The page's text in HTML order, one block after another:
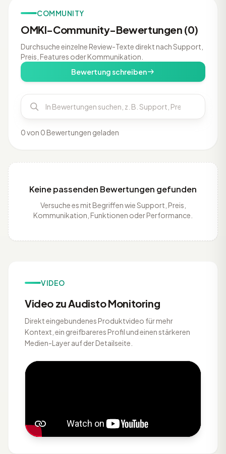
COMMUNITY
OMKI-Community-Bewertungen (0)
Durchsuche einzelne Review-Texte direkt nach Support,
Preis, Features oder Kommunikation.
Bewertung schreiben
0 von 0 Bewertungen geladen
Keine passenden Bewertungen gefunden
Versuche es mit Begriffen wie Support, Preis,
Kommunikation, Funktionen oder Performance.
VIDEO
Video zu Audisto Monitoring
Direkt eingebundenes Produktvideo für mehr
Kontext, ein greifbareres Profil und einen stärkeren
Medien-Layer auf der Detailseite.